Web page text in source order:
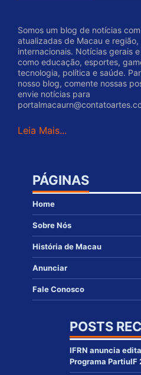
Somos um blog de notícias
atualizadas de Macau e região,
internacionais. Notícias gerais
como educação, esportes,
tecnologia, política e saúde.
nosso blog, comente nossas
envie notícias para
Leia Mais...
PÁGINAS
Home
Sobre Nós
História de Macau
Anunciar
Fale Conosco
POSTS
IFRN anuncia
Programa PartiuIF